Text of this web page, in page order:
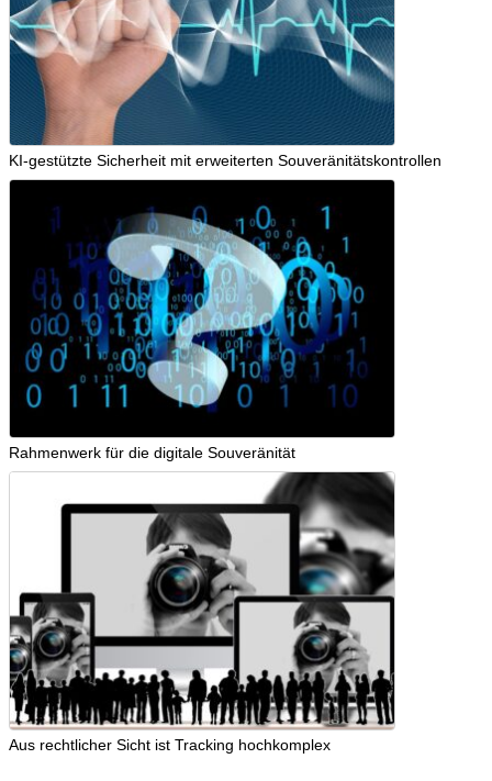
KI-gestützte Sicherheit mit erweiterten Souveränitätskontrollen
Rahmenwerk für die digitale Souveränität
Aus rechtlicher Sicht ist Tracking hochkomplex